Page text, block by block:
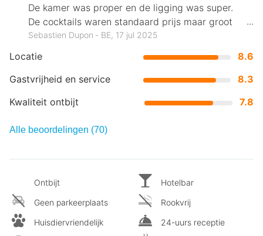
Locatie
8.6
Gastvrijheid en service
8.3
Kwaliteit ontbijt
7.8
De kamer was proper en de ligging was super.
De cocktails waren standaard prijs maar groot
volume.
Sebastien Dupon ‐ BE, 17 jul 2025
Alle beoordelingen (70)
Ontbijt
Geen parkeerplaats
Huisdiervriendelijk
Hotelbar
Rookvrij
24-uurs receptie